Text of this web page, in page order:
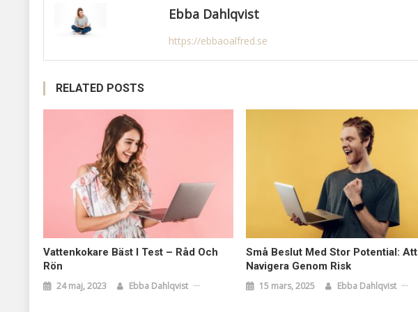
Ebba Dahlqvist
https://ebbaoalfred.se
RELATED POSTS
Vattenkokare Bäst I Test – Råd Och
Rön
24 maj, 2023 Ebba Dahlqvist
Små Beslut Med Stor Potential: Att
Navigera Genom Risk
15 mars, 2025 Ebba Dahlqvist